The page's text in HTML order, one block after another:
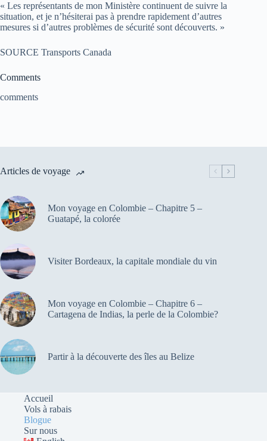
« Les représentants de mon Ministère continuent de suivre la
situation, et je n’hésiterai pas à prendre rapidement d’autres
mesures si d’autres problèmes de sécurité sont découverts. »
SOURCE Transports Canada
Comments
comments
Articles de voyage
Mon voyage en Colombie – Chapitre 5 –
Guatapé, la colorée
Visiter Bordeaux, la capitale mondiale du vin
Mon voyage en Colombie – Chapitre 6 –
Cartagena de Indias, la perle de la Colombie?
Partir à la découverte des îles au Belize
Accueil
Vols à rabais
Blogue
Sur nous